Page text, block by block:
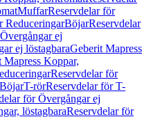
MuffarReservdelar för
ReduceringarBöjarReservdelar
Övergångar ej
ej löstagbaraGeberit Mapress
Mapress Koppar,
Reservdelar för
T-rörReservdelar för T-
för Övergångar ej
löstagbaraReservdelar för